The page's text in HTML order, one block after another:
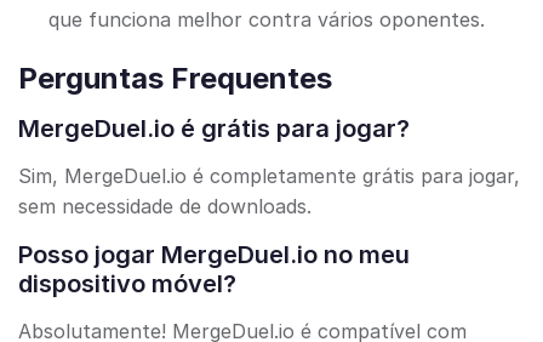
que funciona melhor contra vários oponentes.
Perguntas Frequentes
MergeDuel.io é grátis para jogar?
Sim, MergeDuel.io é completamente grátis para jogar,
sem necessidade de downloads.
Posso jogar MergeDuel.io no meu
dispositivo móvel?
Absolutamente! MergeDuel.io é compatível com